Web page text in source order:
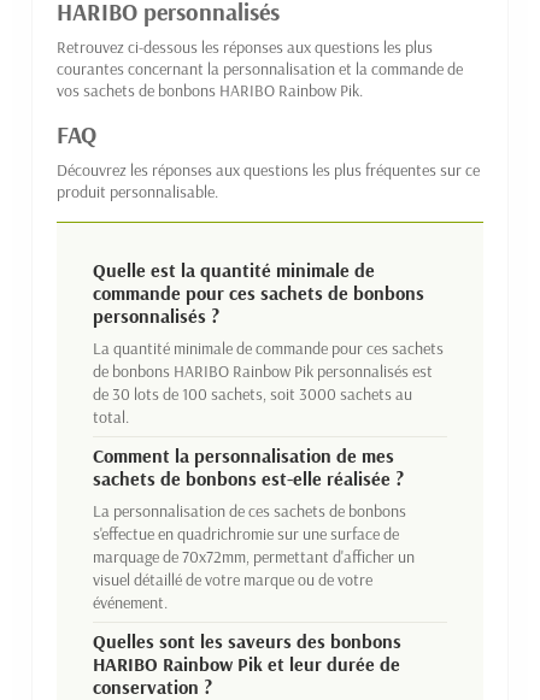
HARIBO personnalisés
Retrouvez ci-dessous les réponses aux questions les plus
courantes concernant la personnalisation et la commande de
vos sachets de bonbons HARIBO Rainbow Pik.
FAQ
Découvrez les réponses aux questions les plus fréquentes sur ce
produit personnalisable.
Quelle est la quantité minimale de
commande pour ces sachets de bonbons
personnalisés ?
La quantité minimale de commande pour ces sachets
de bonbons HARIBO Rainbow Pik personnalisés est
de 30 lots de 100 sachets, soit 3000 sachets au
total.
Comment la personnalisation de mes
sachets de bonbons est-elle réalisée ?
La personnalisation de ces sachets de bonbons
s'effectue en quadrichromie sur une surface de
marquage de 70x72mm, permettant d'afficher un
visuel détaillé de votre marque ou de votre
événement.
Quelles sont les saveurs des bonbons
HARIBO Rainbow Pik et leur durée de
conservation ?